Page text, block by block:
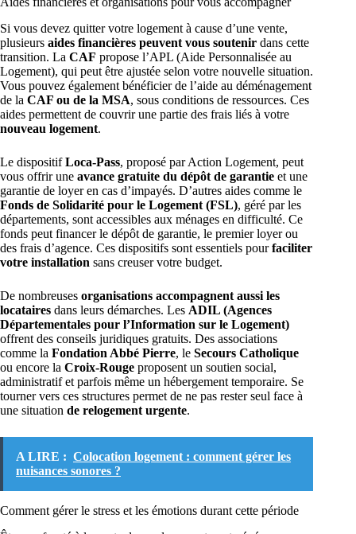
Si vous devez quitter votre logement à cause d’une vente,
plusieurs aides financières peuvent vous soutenir dans cette
transition. La CAF propose l’APL (Aide Personnalisée au
Logement), qui peut être ajustée selon votre nouvelle situation.
Vous pouvez également bénéficier de l’aide au déménagement
de la CAF ou de la MSA, sous conditions de ressources. Ces
aides permettent de couvrir une partie des frais liés à votre
nouveau logement.
Le dispositifLoca-Pass, proposé par Action Logement, peut
vous offrir une avance gratuite du dépôt de garantie et une
garantie de loyer en cas d’impayés. D’autres aides comme le
Fonds de Solidarité pour le Logement (FSL), géré par les
départements, sont accessibles aux ménages en difficulté. Ce
fonds peut financer le dépôt de garantie, le premier loyer ou
des frais d’agence. Ces dispositifs sont essentiels pourfaciliter
votre installation sans creuser votre budget.
De nombreuses organisations accompagnent aussi les
locataires dans leurs démarches. Les ADIL (Agences
Départementales pour l’Information sur le Logement)
offrent des conseils juridiques gratuits. Des associations
comme la Fondation Abbé Pierre, le Secours Catholique
ou encore la Croix-Rouge proposent un soutien social,
administratif et parfois même un hébergement temporaire. Se
tourner vers ces structures permet de ne pas rester seul face à
une situation de relogement urgente.
A LIRE : Colocation logement : comment gérer les
nuisances sonores ?
Comment gérer le stress et les émotions durant cette période